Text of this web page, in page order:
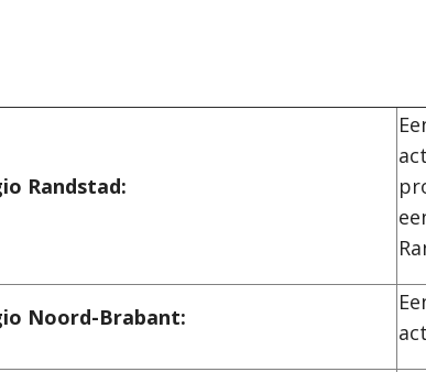
Randstad:
Noord-Brabant: